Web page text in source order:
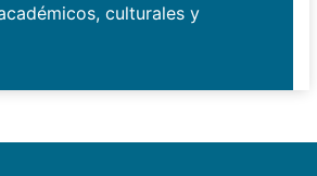
culturales y